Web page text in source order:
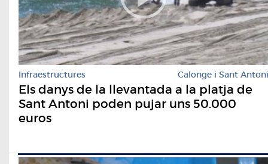
Infraestructures Calonge i Sant Antoni
Els danys de la llevantada a la platja de
Sant Antoni poden pujar uns 50.000
euros